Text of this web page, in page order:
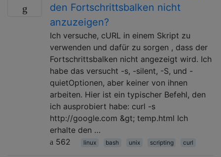
den Fortschrittsbalken nicht
anzuzeigen?
Ich versuche, cURL in einem Skript zu
verwenden und dafür zu sorgen , dass der
Fortschrittsbalken nicht angezeigt wird. Ich
habe das versucht -s, -silent, -S, und -
quietOptionen, aber keiner von ihnen
arbeiten. Hier ist ein typischer Befehl, den
ich ausprobiert habe: curl -s
http://google.com &gt; temp.html Ich
erhalte den …
562
linux bash unix scripting curl